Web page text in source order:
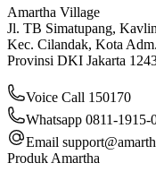
Amartha Village
Jl. TB Simatupang,
Kec. Cilandak, Kota
Provinsi DKI Jakarta
Voice Call 150170
Whatsapp 0811-1915-
Email
Produk Amartha